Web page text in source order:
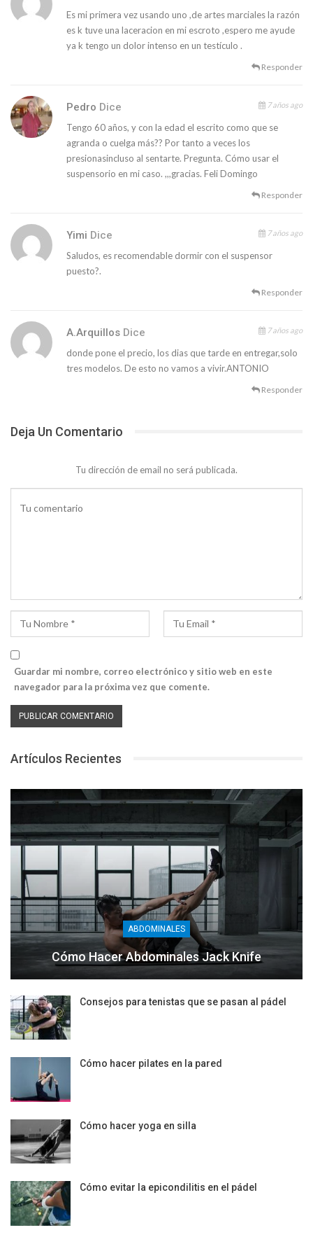
Es mi primera vez usando uno ,de artes marciales la razón
es k tuve una laceracion en mi escroto ,espero me ayude
ya k tengo un dolor intenso en un testículo .
Responder
Pedro Dice 7 años ago
Tengo 60 años, y con la edad el escrito como que se
agranda o cuelga más?? Por tanto a veces los
presionasincluso al sentarte. Pregunta. Cómo usar el
suspensorio en mi caso. ,,,gracias. Feli Domingo
Responder
Yimi Dice 7 años ago
Saludos, es recomendable dormir con el suspensor
puesto?.
Responder
A.arquillos Dice 7 años ago
donde pone el precio, los dias que tarde en entregar,solo
tres modelos. De esto no vamos a vivir.ANTONIO
Responder
Deja Un Comentario
Tu dirección de email no será publicada.
Guardar mi nombre, correo electrónico y sitio web en este
navegador para la próxima vez que comente.
Artículos Recientes
ABDOMINALES
Cómo Hacer Abdominales Jack Knife
Consejos para tenistas que se pasan al pádel
Cómo hacer pilates en la pared
Cómo hacer yoga en silla
Cómo evitar la epicondilitis en el pádel